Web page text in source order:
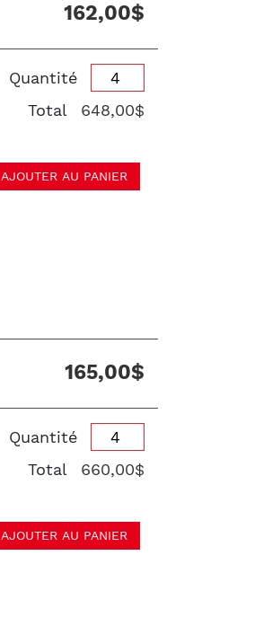
162,00$
Quantité
Total
648,00$
AJOUTER AU PANIER
165,00$
Quantité
Total
660,00$
AJOUTER AU PANIER